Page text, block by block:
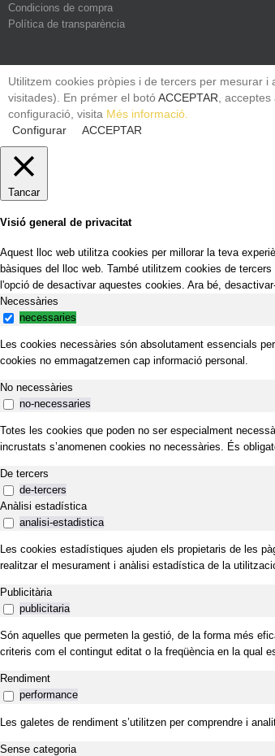
Condicions de compra
Política de transparència
Utilitzem cookies pròpies i de tercers per mesurar
visitades). En prémer el botóACCEPTAR ,
configuració, visita Més informació.
Configurar
ACCEPTAR
Tancar
Visió general de privacitat
Aquest lloc web utilitza cookies per millorar la teva
bàsiques del lloc web. També utilitzem cookies de
l'opció de desactivar aquestes cookies. Ara bé,
Necessàries
necessaries
Les cookies necessàries són absolutament essencials
cookies no emmagatzemen cap informació personal.
No necessàries
no-necessaries
Totes les cookies que poden no ser especialment
incrustats s’anomenen cookies no necessàries. És
De tercers
de-tercers
Anàlisi estadística
analisi-estadistica
Les cookies estadístiques ajuden els propietaris de les
realitzar el mesurament i anàlisi estadística de la
Publicitària
publicitaria
Són aquelles que permeten la gestió, de la forma més
criteris com el contingut editat o la freqüència en la qual
Rendiment
performance
Les galetes de rendiment s’utilitzen per comprendre i
Sense categoria